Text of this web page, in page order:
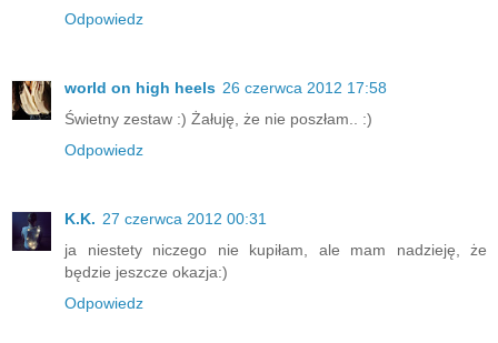
Odpowiedz
world on high heels 26 czerwca 2012 17:58
Świetny zestaw :) Żałuję, że nie poszłam.. :)
Odpowiedz
K.K. 27 czerwca 2012 00:31
ja niestety niczego nie kupiłam, ale mam nadzieję, że
będzie jeszcze okazja:)
Odpowiedz